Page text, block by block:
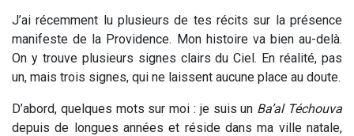
J’ai récemment lu plusieurs de tes récits sur la présence
manifeste de la Providence. Mon histoire va bien au-delà.
On y trouve plusieurs signes clairs du Ciel. En réalité, pas
un, mais trois signes, qui ne laissent aucune place au doute.
D’abord, quelques mots sur moi : je suis un Ba’al Téchouva
depuis de longues années et réside dans ma ville natale,